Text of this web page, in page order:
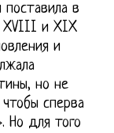
в
XVIII и XIX
и
но не
сперва
Но для того